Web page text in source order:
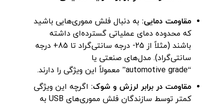
مقاومت دمایی: به دنبال فلش مموری‌هایی باشید
که محدوده دمای عملیاتی گسترده‌ای داشته
باشند (مثلاً از 25- درجه سانتی‌گراد تا 85+ درجه
سانتی‌گراد). مدل‌های صنعتی یا
“automotive grade” معمولاً این ویژگی را دارند.
مقاومت در برابر لرزش و شوک: اگرچه این ویژگی
کمتر توسط سازندگان فلش مموری‌های USB به